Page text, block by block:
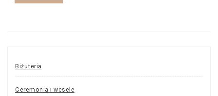
Biżuteria
Ceremonia i wesele